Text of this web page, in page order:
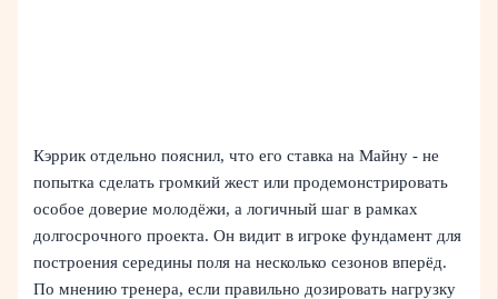
Кэррик отдельно пояснил, что его ставка на Майну - не
попытка сделать громкий жест или продемонстрировать
особое доверие молодёжи, а логичный шаг в рамках
долгосрочного проекта. Он видит в игроке фундамент для
построения середины поля на несколько сезонов вперёд.
По мнению тренера, если правильно дозировать нагрузку